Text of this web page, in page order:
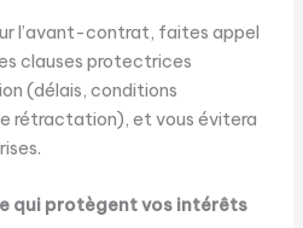
l’avant-contrat, faites appel
clauses protectrices
(délais, conditions
rétractation), et vous évitera
qui protègent vos intérêts